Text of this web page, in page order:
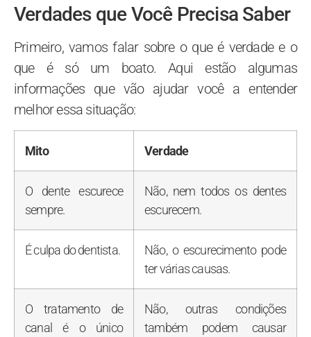
Verdades que Você Precisa Saber
Primeiro, vamos falar sobre o que é verdade e o
que é só um boato. Aqui estão algumas
informações que vão ajudar você a entender
melhor essa situação:
Mito Verdade
O dente escurece
sempre.
Não, nem todos os dentes
escurecem.
É culpa do dentista.
Não, o escurecimento pode
ter várias causas.
O tratamento de
canal é o único
Não, outras condições
também podem causar